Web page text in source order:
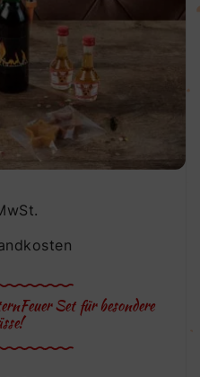
Set für besondere